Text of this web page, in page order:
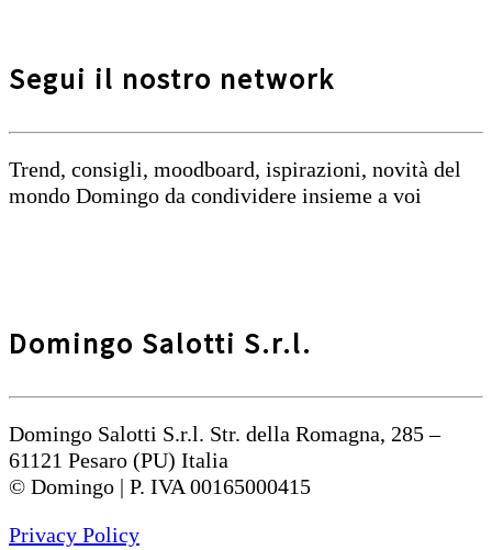
Segui il nostro network
Trend, consigli, moodboard, ispirazioni, novità del
mondo Domingo da condividere insieme a voi
Domingo Salotti S.r.l.
Domingo Salotti S.r.l. Str. della Romagna, 285 –
61121 Pesaro (PU) Italia
© Domingo | P. IVA 00165000415
Privacy Policy